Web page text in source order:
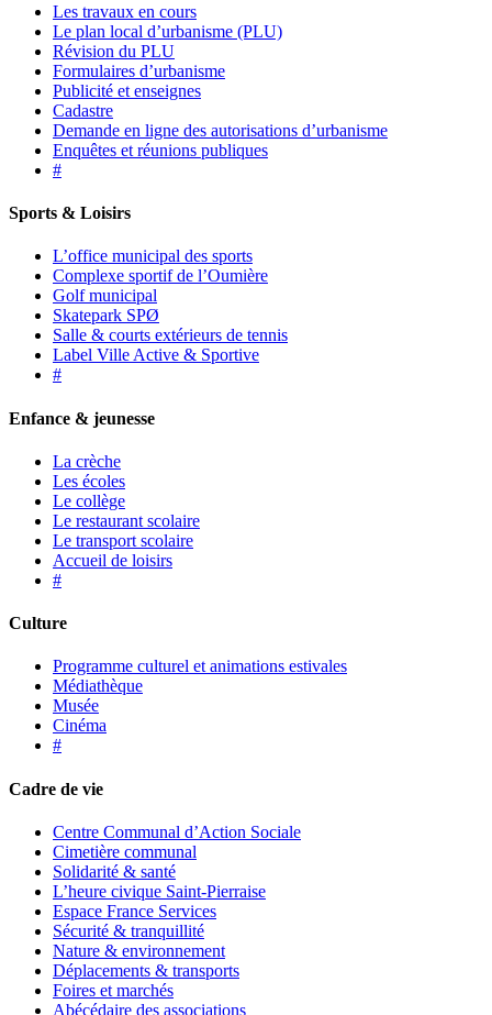
Les travaux en cours
Le plan local d’urbanisme (PLU)
Révision du PLU
Formulaires d’urbanisme
Publicité et enseignes
Cadastre
Demande en ligne des autorisations d’urbanisme
Enquêtes et réunions publiques
#
Sports & Loisirs
L’office municipal des sports
Complexe sportif de l’Oumière
Golf municipal
Skatepark SPØ
Salle & courts extérieurs de tennis
Label Ville Active & Sportive
#
Enfance & jeunesse
La crèche
Les écoles
Le collège
Le restaurant scolaire
Le transport scolaire
Accueil de loisirs
#
Culture
Programme culturel et animations estivales
Médiathèque
Musée
Cinéma
#
Cadre de vie
Centre Communal d’Action Sociale
Cimetière communal
Solidarité & santé
L’heure civique Saint-Pierraise
Espace France Services
Sécurité & tranquillité
Nature & environnement
Déplacements & transports
Foires et marchés
Abécédaire des associations